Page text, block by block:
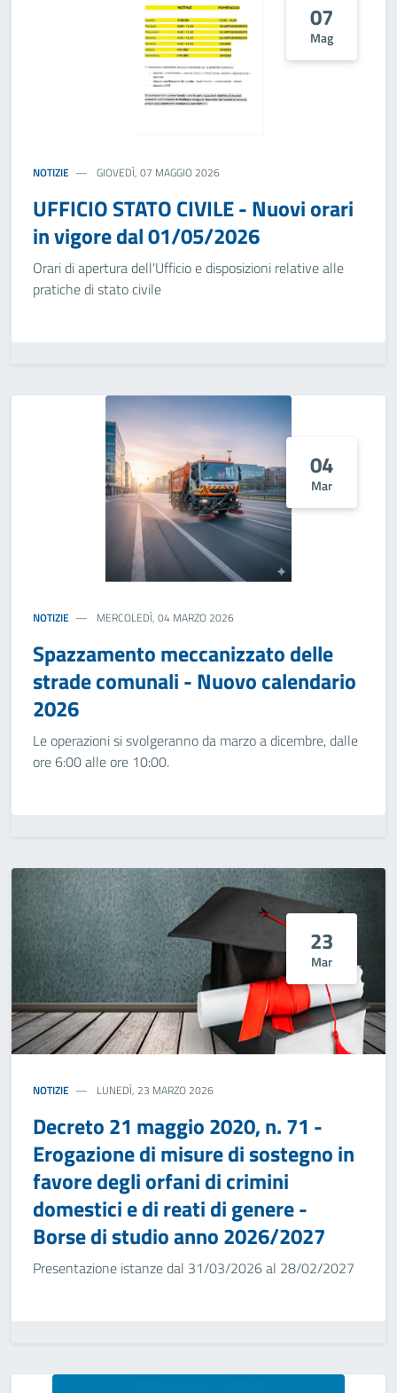
07
Mag
NOTIZIE GIOVEDÌ, 07 MAGGIO 2026
UFFICIO STATO CIVILE - Nuovi orari
in vigore dal 01/05/2026
Orari di apertura dell'Ufficio e disposizioni relative alle
pratiche di stato civile
04
Mar
NOTIZIE MERCOLEDÌ, 04 MARZO 2026
Spazzamento meccanizzato delle
strade comunali - Nuovo calendario
2026
Le operazioni si svolgeranno da marzo a dicembre, dalle
ore 6:00 alle ore 10:00.
23
Mar
NOTIZIE LUNEDÌ, 23 MARZO 2026
Decreto 21 maggio 2020, n. 71 -
Erogazione di misure di sostegno in
favore degli orfani di crimini
domestici e di reati di genere -
Borse di studio anno 2026/2027
Presentazione istanze dal 31/03/2026 al 28/02/2027